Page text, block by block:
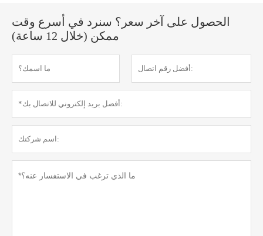
الحصول على آخر سعر؟ سنرد في أسرع وقت
ممكن (خلال 12 ساعة)